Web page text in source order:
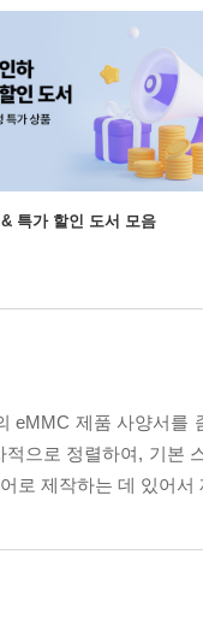
특가 할인 도서 모음
eMMC 제품 사양서
으로 정렬하여, 기본
로 제작하는 데 있어